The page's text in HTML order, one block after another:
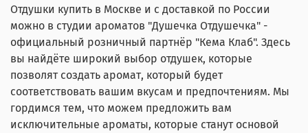
Отдушки купить в Москве и с доставкой по России
можно в студии ароматов "Душечка Отдушечка" -
официальный розничный партнёр "Кема Клаб". Здесь
вы найдёте широкий выбор отдушек, которые
позволят создать аромат, который будет
соответствовать вашим вкусам и предпочтениям. Мы
гордимся тем, что можем предложить вам
исключительные ароматы, которые станут основой